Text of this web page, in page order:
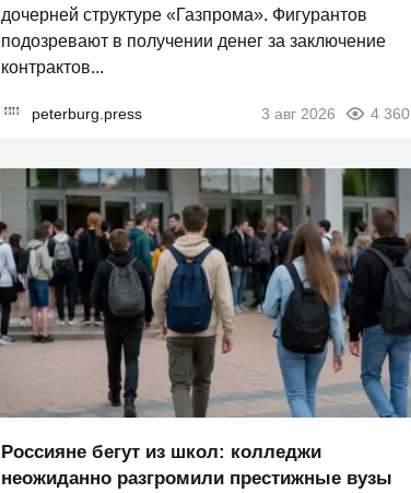
дочерней структуре «Газпрома». Фигурантов
подозревают в получении денег за заключение
контрактов...
peterburg.press 3 авг 2026 4 360
Россияне бегут из школ: колледжи
неожиданно разгромили престижные вузы